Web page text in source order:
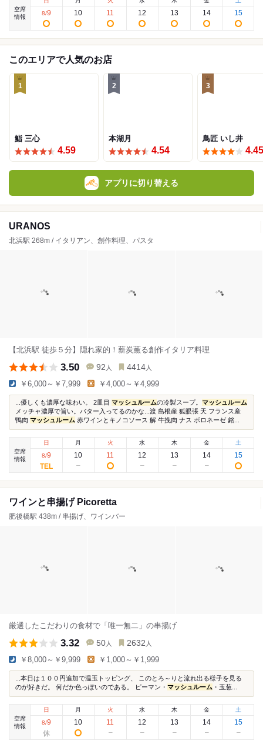
空席
情報
8/9 10 11 12 13 14 15
このエリアで人気のお店
1
鮨 三心
4.59
2
本湖月
4.54
3
鳥匠 いし井
4.45
アプリに切り替える
URANOS
北浜駅 268m / イタリアン、創作料理、パスタ
【北浜駅 徒歩５分】隠れ家的！薪炭薫る創作イタリア料理
3.50 92 人 4414 人
￥6,000～￥7,999 ￥4,000～￥4,999
...優しくも濃厚な味わい。 2皿目 マッシュルームの冷製スープ。 マッシュルーム
メッチャ濃厚で旨い。バター入ってるのかな...渡 島根産 狐眼張 天 フランス産
鴨肉 マッシュルーム 赤ワインとキノコソース 解 牛挽肉 ナス ボロネーゼ 銘...
空席
情報
日
8/9
月
10
火
11
水
12
木
13
金
14
土
15
ワインと串揚げ Picoretta
肥後橋駅 438m / 串揚げ、ワインバー
厳選したこだわりの食材で「唯一無二」の串揚げ
3.32 50 人 2632 人
￥8,000～￥9,999 ￥1,000～￥1,999
...本日は１００円追加で温玉トッピング、 このとろ～りと流れ出る様子を見る
のが好きだ。 何だか色っぽいのである。 ピーマン・ マッシュルーム ・玉葱...
空席
情報
日
8/9
月
10
火
11
水
12
木
13
金
14
土
15